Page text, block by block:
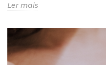
Ler mais